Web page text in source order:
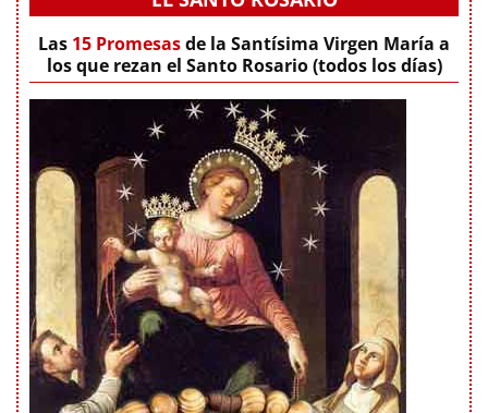
Las 15 Promesasde la Santísima Virgen María a
los que rezan el Santo Rosario (todos los días)